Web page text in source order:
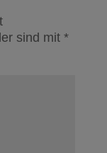
sind mit *